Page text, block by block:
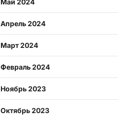
Май 2024
Апрель 2024
Март 2024
Февраль 2024
Ноябрь 2023
Октябрь 2023